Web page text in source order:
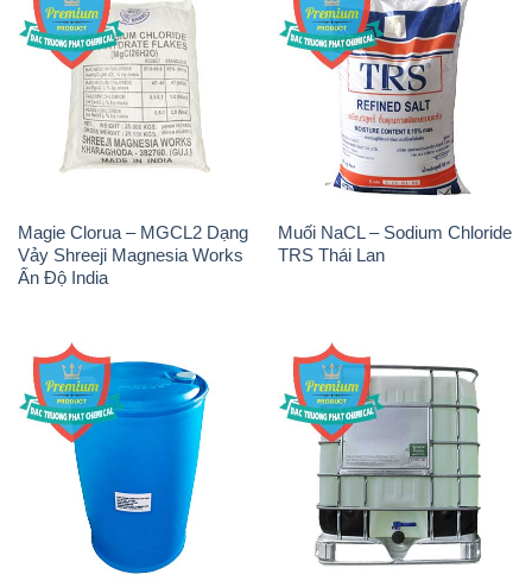
Magie Clorua – MGCL2 Dạng
Vảy Shreeji Magnesia Works
Ấn Độ India
Muối NaCL – Sodium Chloride
TRS Thái Lan